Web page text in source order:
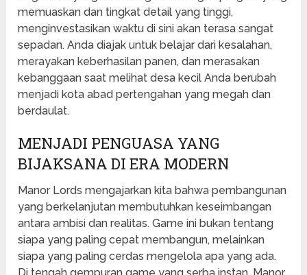
memuaskan dan tingkat detail yang tinggi,
menginvestasikan waktu di sini akan terasa sangat
sepadan. Anda diajak untuk belajar dari kesalahan,
merayakan keberhasilan panen, dan merasakan
kebanggaan saat melihat desa kecil Anda berubah
menjadi kota abad pertengahan yang megah dan
berdaulat.
MENJADI PENGUASA YANG
BIJAKSANA DI ERA MODERN
Manor Lords mengajarkan kita bahwa pembangunan
yang berkelanjutan membutuhkan keseimbangan
antara ambisi dan realitas. Game ini bukan tentang
siapa yang paling cepat membangun, melainkan
siapa yang paling cerdas mengelola apa yang ada.